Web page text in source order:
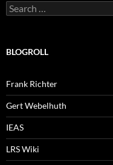
Search
for:
BLOGROLL
Frank Richter
Gert Webelhuth
IEAS
LRS Wiki